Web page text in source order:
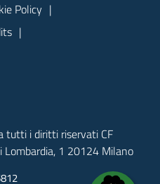
Policy
tutti i diritti riservati CF
1 20124 Milano